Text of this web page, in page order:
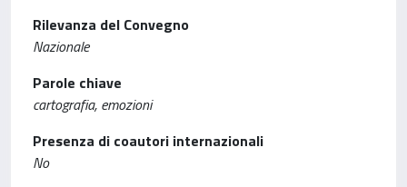
Rilevanza del Convegno
Nazionale
Parole chiave
cartografia, emozioni
Presenza di coautori internazionali
No